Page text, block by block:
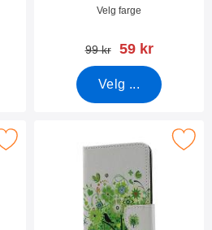
Varenummer 38874
Velg farge
gammel pris
99 kr ny pris
59 kr
Velg ...
Nord N10 som favoritt
Merk designwallet OnePlus